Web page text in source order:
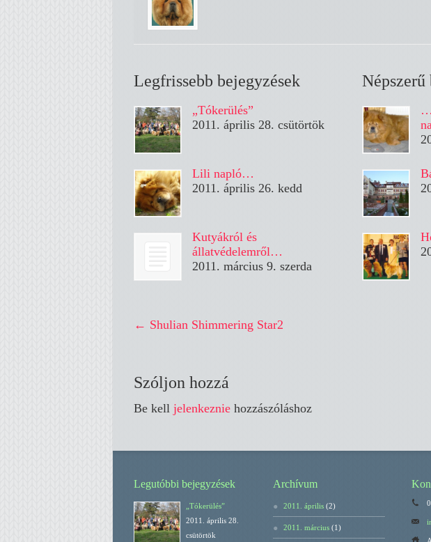
Legfrissebb bejegyzések
„Tókerülés”
2011. április 28. csütörtök
Lili napló…
2011. április 26. kedd
Kutyákról és
állatvédelemről…
2011. március 9. szerda
Népszerű
← Shulian Shimmering Star2
Szóljon hozzá
Be kell jelenkeznie hozzászóláshoz
Legutóbbi bejegyzések
„Tókerülés”
2011. április 28.
csütörtök
Archívum
2011. április(2)
2011. március(1)